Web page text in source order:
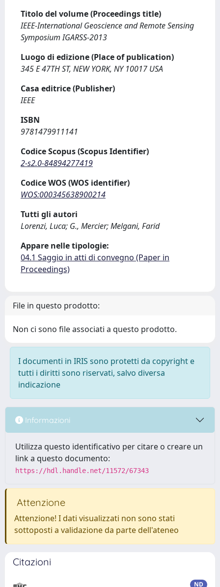
Titolo del volume (Proceedings title)
IEEE-International Geoscience and Remote Sensing
Symposium IGARSS-2013
Luogo di edizione (Place of publication)
345 E 47TH ST, NEW YORK, NY 10017 USA
Casa editrice (Publisher)
IEEE
ISBN
9781479911141
Codice Scopus (Scopus Identifier)
2-s2.0-84894277419
Codice WOS (WOS identifier)
WOS:000345638900214
Tutti gli autori
Lorenzi, Luca; G., Mercier; Melgani, Farid
Appare nelle tipologie:
04.1 Saggio in atti di convegno (Paper in
Proceedings)
File in questo prodotto:
Non ci sono file associati a questo prodotto.
I documenti in IRIS sono protetti da copyright e
tutti i diritti sono riservati, salvo diversa
indicazione
Informazioni
Utilizza questo identificativo per citare o creare un
link a questo documento:
https://hdl.handle.net/11572/67343
Attenzione
Attenzione! I dati visualizzati non sono stati
sottoposti a validazione da parte dell'ateneo
Citazioni
ND